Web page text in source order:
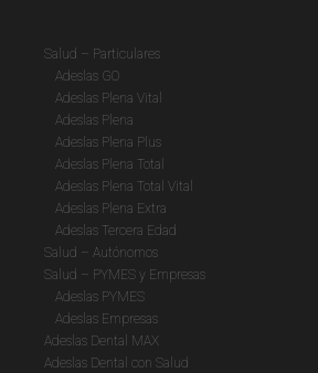
Salud – Particulares
Adeslas GO
Adeslas Plena Vital
Adeslas Plena
Adeslas Plena Plus
Adeslas Plena Total
Adeslas Plena Total Vital
Adeslas Plena Extra
Adeslas Tercera Edad
Salud – Autónomos
Salud – PYMES y Empresas
Adeslas PYMES
Adeslas Empresas
Adeslas Dental MAX
Adeslas Dental con Salud